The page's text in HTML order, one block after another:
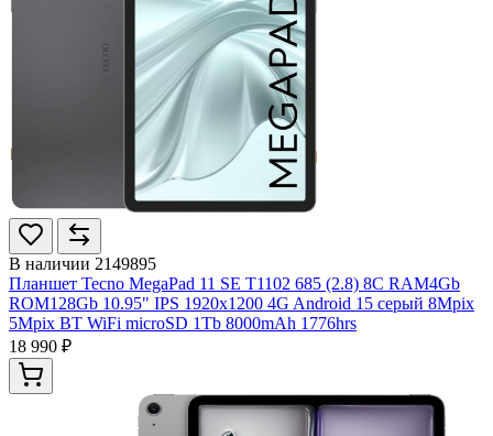
В наличии 2149895
Планшет Tecno MegaPad 11 SE T1102 685 (2.8) 8C RAM4Gb
ROM128Gb 10.95" IPS 1920x1200 4G Android 15 серый 8Mpix
5Mpix BT WiFi microSD 1Tb 8000mAh 1776hrs
18 990 ₽